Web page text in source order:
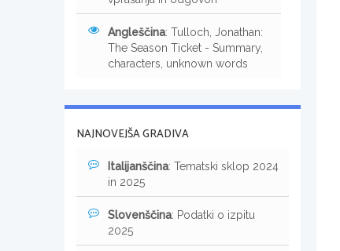
Angleščina: Tulloch, Jonathan:
The Season Ticket - Summary,
characters, unknown words
NAJNOVEJŠA GRADIVA
Italijanščina: Tematski sklop 2024
in 2025
Slovenščina: Podatki o izpitu
2025